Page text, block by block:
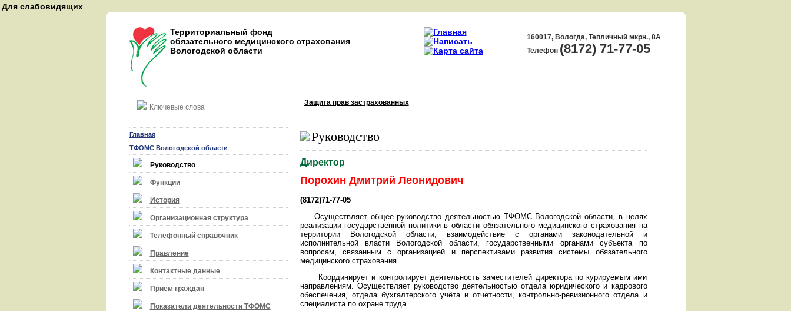
Для слабовидящих
Восстановить
Территориальный фонд
обязательного медицинского страхования
Вологодской области
160017, Вологда, Тепличный мкрн., 8А
Телефон (8172) 71-77-05
Защита прав застрахованных
Главная
ТФОМС Вологодской области
Руководство
Функции
История
Организационная структура
Телефонный справочник
Правление
Контактные данные
Приём граждан
Показатели деятельности ТФОМС
Руководство
Директор
Порохин Дмитрий Леонидович
(8172)71-77-05
Осуществляет общее руководство деятельностью ТФОМС Вологодской области, в целях
реализации государственной политики в области обязательного медицинского страхования на
территории Вологодской области, взаимодействие с органами законодательной и
исполнительной власти Вологодской области, государственными органами субъекта по
вопросам, связанным с организацией и перспективами развития системы обязательного
медицинского страхования.
Координирует и контролирует деятельность заместителей директора по курируемым ими
направлениям. Осуществляет руководство деятельностью отдела юридического и кадрового
обеспечения, отдела бухгалтерского учёта и отчетности, контрольно-ревизионного отдела и
специалиста по охране труда.